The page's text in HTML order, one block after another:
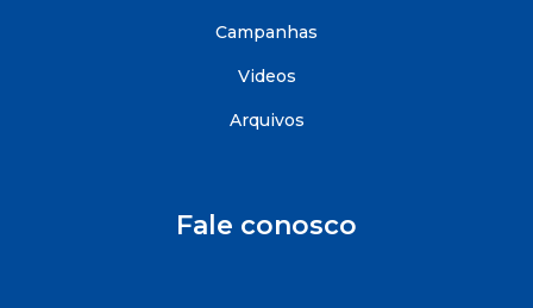
Campanhas
Videos
Arquivos
Fale conosco